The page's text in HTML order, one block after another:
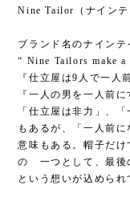
Nine Tailor（ナインテ
ブランド名のナインテ
“ Nine Tailors make a
『仕立屋は9人で一人
『一人の男を一人前
「仕立屋は非力」、
もあるが、「一人前
意味もある。帽子だけ
の 一つとして、最後
という想いが込められ